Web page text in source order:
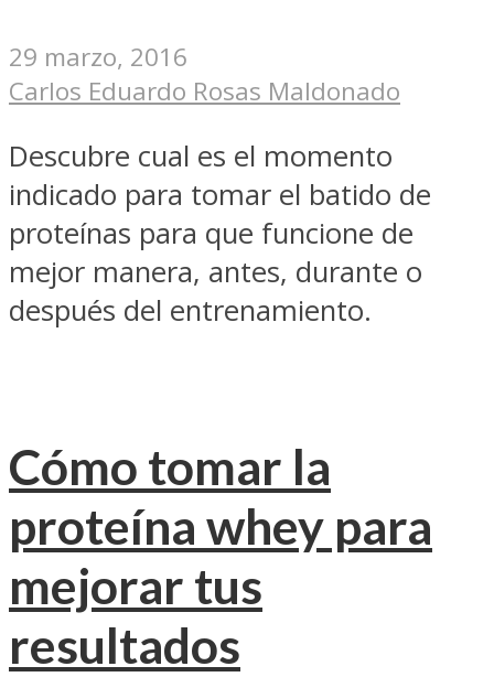
29 marzo, 2016
Carlos Eduardo Rosas Maldonado
Descubre cual es el momento
indicado para tomar el batido de
proteínas para que funcione de
mejor manera, antes, durante o
después del entrenamiento.
Cómo tomar la
proteína whey para
mejorar tus
resultados